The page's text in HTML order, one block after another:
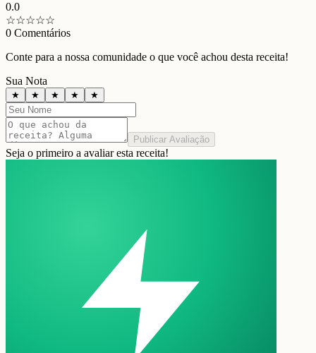
0.0
☆☆☆☆☆
0 Comentários
Conte para a nossa comunidade o que você achou desta receita!
Sua Nota
★ ★ ★ ★ ★
Publicar Avaliação
Seja o primeiro a avaliar esta receita!